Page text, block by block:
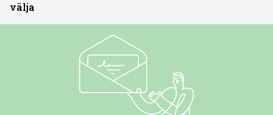
välja